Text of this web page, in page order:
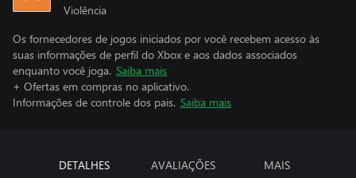
Violência
Os fornecedores de jogos iniciados por você recebem acesso às
suas informações de perfil do Xbox e aos dados associados
enquanto você joga. Saiba mais
+ Ofertas em compras no aplicativo.
Informações de controle dos pais. Saiba mais
DETALHES AVALIAÇÕES MAIS